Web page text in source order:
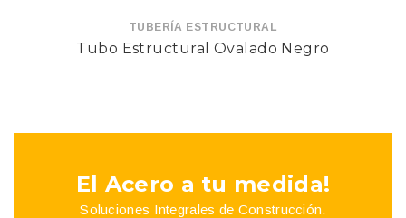
TUBERÍA ESTRUCTURAL
Tubo Estructural Ovalado Negro
El Acero a tu medida!
Soluciones Integrales de Construcción.